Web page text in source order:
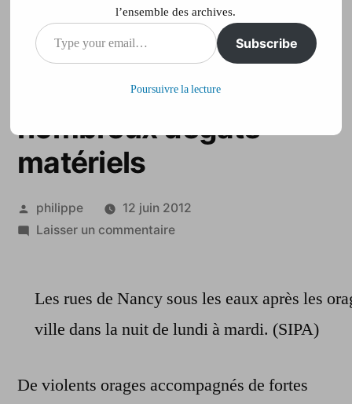
Inondation à Nancy :
pas de blessé mais de
nombreux dégâts
matériels
Publié
par
philippe
12 juin 2012
Laisser un commentairesur
Nancy
pas
blessé
Les rues de Nancy sous les eaux après les
ville dans la nuit de lundi à mardi. (SIPA)
De violents orages accompagnés de fortes
l’ensemble des archives.
Type
your
Subscribe
Poursuivre la lecture